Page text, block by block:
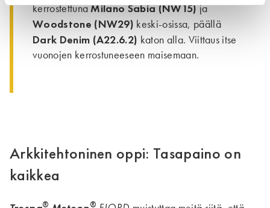
kerrostettunaMilano Sabia (NW15)ja
Woodstone (NW29) keski-osissa, päällä
Dark Denim (A22.6.2) katon alla. Viittaus itse
vuonojen kerrostuneeseen maisemaan.
Arkkitehtoninen oppi: Tasapaino on
kaikkea
® ®